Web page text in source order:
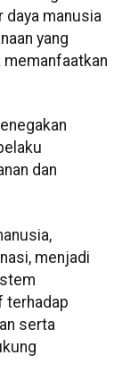
daya manusia
yang
dan
menjadi
terhadap
serta